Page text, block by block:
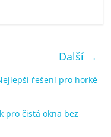
Další →
řešení pro horké
pro čistá okna bez